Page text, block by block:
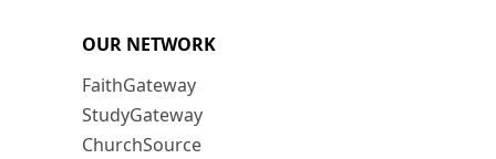
OUR NETWORK
FaithGateway
StudyGateway
ChurchSource